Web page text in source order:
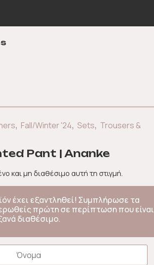
, Fall/Winter '24, Sets, Trousers &
Pant | Ananke
και μη διαθέσιμο αυτή τη στιγμή.
έχει εξαντληθεί! Συμπλήρωσε τα
πρώτη σε περίπτωση που είναι
διαθέσιμο.